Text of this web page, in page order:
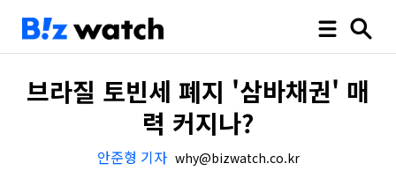
브라질 토빈세 폐지 '삼바채권' 매
력 커지나?
안준형 기자 why@bizwatch.co.kr